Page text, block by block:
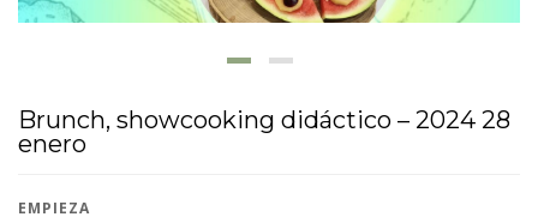
Brunch, showcooking didáctico – 2024 28
enero
EMPIEZA